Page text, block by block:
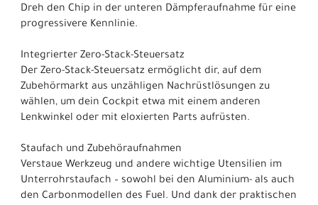
Dreh den Chip in der unteren Dämpferaufnahme für eine
progressivere Kennlinie.
Integrierter Zero-Stack-Steuersatz
Der Zero-Stack-Steuersatz ermöglicht dir, auf dem
Zubehörmarkt aus unzähligen Nachrüstlösungen zu
wählen, um dein Cockpit etwa mit einem anderen
Lenkwinkel oder mit eloxierten Parts aufrüsten.
Staufach und Zubehöraufnahmen
Verstaue Werkzeug und andere wichtige Utensilien im
Unterrohrstaufach – sowohl bei den Aluminium- als auch
den Carbonmodellen des Fuel. Und dank der praktischen